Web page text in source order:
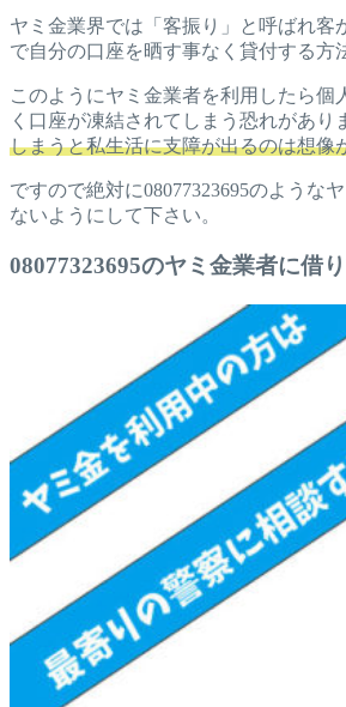
ヤミ金業界では「客振り」と呼ばれ客
で自分の口座を晒す事なく貸付する方
このようにヤミ金業者を利用したら個
く口座が凍結されてしまう恐れがあり
しまうと私生活に支障が出るのは想像
ですので絶対に08077323695のような
ないようにして下さい。
08077323695のヤミ金業者に借